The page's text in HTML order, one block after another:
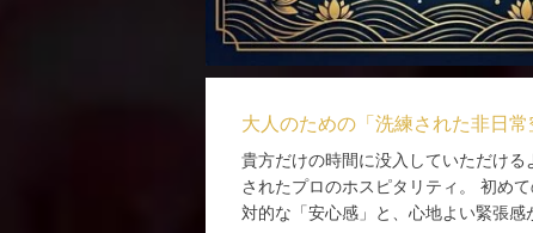
大人のための「洗練された非日常
貴方だけの時間に没入していただけ
されたプロのホスピタリティ。 初め
対的な「安心感」と、心地よい緊張感